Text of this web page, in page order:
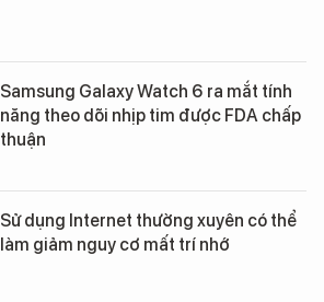
Samsung Galaxy Watch 6 ra mắt tính
năng theo dõi nhịp tim được FDA chấp
thuận
Sử dụng Internet thường xuyên có thể
làm giảm nguy cơ mất trí nhớ